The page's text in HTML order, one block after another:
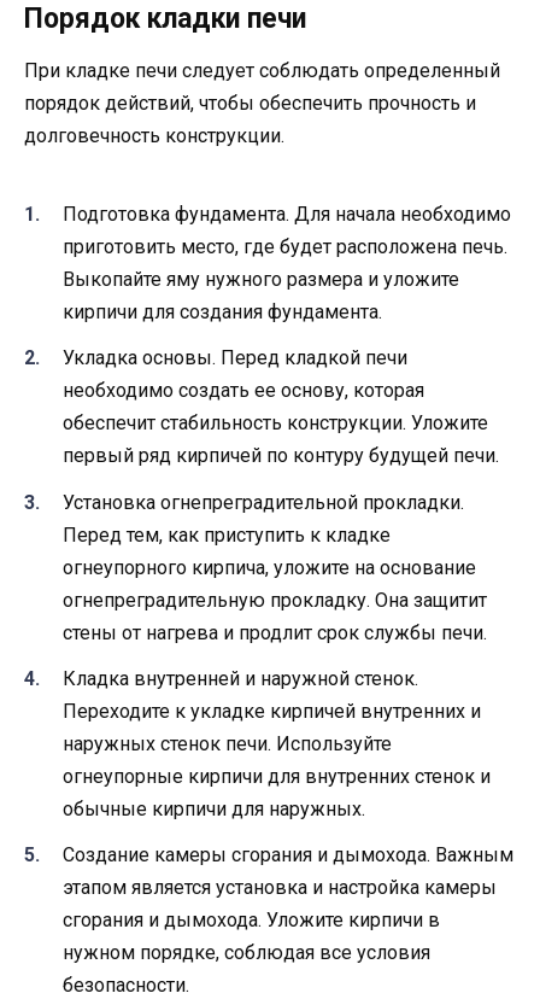
Порядок кладки печи
При кладке печи следует соблюдать определенный
порядок действий, чтобы обеспечить прочность и
долговечность конструкции.
Подготовка фундамента. Для начала необходимо
приготовить место, где будет расположена печь.
Выкопайте яму нужного размера и уложите
кирпичи для создания фундамента.
Укладка основы. Перед кладкой печи
необходимо создать ее основу, которая
обеспечит стабильность конструкции. Уложите
первый ряд кирпичей по контуру будущей печи.
Установка огнепреградительной прокладки.
Перед тем, как приступить к кладке
огнеупорного кирпича, уложите на основание
огнепреградительную прокладку. Она защитит
стены от нагрева и продлит срок службы печи.
Кладка внутренней и наружной стенок.
Переходите к укладке кирпичей внутренних и
наружных стенок печи. Используйте
огнеупорные кирпичи для внутренних стенок и
обычные кирпичи для наружных.
Создание камеры сгорания и дымохода. Важным
этапом является установка и настройка камеры
сгорания и дымохода. Уложите кирпичи в
нужном порядке, соблюдая все условия
безопасности.